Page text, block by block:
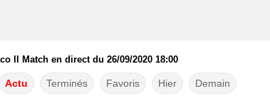
II Match en direct du 26/09/2020 18:00
Actu Terminés Favoris Hier Demain